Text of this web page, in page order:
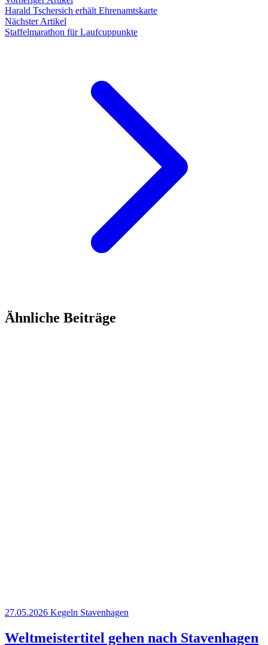
Harald Tschersich erhält Ehrenamtskarte
Nächster Artikel
Staffelmarathon für Laufcuppunkte
Ähnliche Beiträge
27.05.2026 Kegeln Stavenhagen
Weltmeistertitel gehen nach Stavenhagen